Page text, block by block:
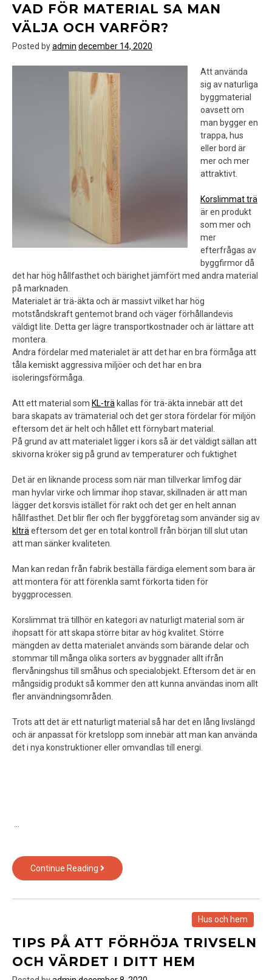
innehåller
den?
VAD FÖR MATERIAL SA MAN
VÄLJA OCH VARFÖR?
Posted byadmin december 14, 2020
Att använda
sig av naturliga
byggmaterial
oavsett om
man bygger en
trappa, hus
eller bord är
mer och mer
attraktivt.
Korslimmat trä
är en produkt
som mer och
mer
efterfrågas av
byggfirmor då
det har hög hållfasthet och bärighet jämfört med andra material
på marknaden.
Materialet är trä-äkta och är massivt vilket har hög
motståndskraft gentemot brand och väger förhållandevis
väldigt lite. Detta ger lägre transportkostnader och är lättare att
montera.
Andra fördelar med materialet är att det har en bra förmåga att
tåla kemiskt aggressiva miljöer och det har en bra
isoleringsförmåga.
Att ett material som KL-trä kallas för trä-äkta innebär att det
bara skapats av trämaterial och det ger stora fördelar för miljön
eftersom det är helt och hållet ett förnybart material.
På grund av att materialet ligger i kors så är det väldigt sällan att
skivorna kröker sig på grund av temperaturer och fuktighet
Det är en liknande process som när man tillverkar limfog där
man hyvlar virke och limmar ihop stavar, skillnaden är att man
lägger det korsvis istället för rakt och det ger en helt annan
hållfasthet. Det blir fler och fler byggföretag som använder sig av
klträ eftersom det ger en total kontroll från början till slut utan
att man sänker kvaliteten.
Man kan redan från fabrik beställa färdiga element som bara är
att montera för att förenkla samt förkorta tiden för
byggprocessen.
Korslimmat trä tillhör en kategori av naturligt material som är
ihopsatt för att skapa större bitar av hög kvalitet. Större
mängden av detta materialet används som bärande delar och
stommar till många olika sorters av byggnader allt ifrån
flervåningshus till småhus och specialobjekt. Eftersom det är en
mångsidig produkt så kommer den att kunna användas inom allt
fler användningsområden.
Trots att det är ett naturligt material så har det en lång livslängd
och är anpassat för kretslopp som innebär att man kan använda
det i nya konstruktioner eller omvandlas till energi.
Continue Reading Vad
för
och
varför?
Hus och hem
TIPS PÅ ATT FÖRHÖJA TRIVSELN
OCH VÄRDET I DITT HEM